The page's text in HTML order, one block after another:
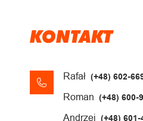
KONTAKT
Rafał (+48) 602-
Roman (+48) 600-
Andrzej (+48) 601-